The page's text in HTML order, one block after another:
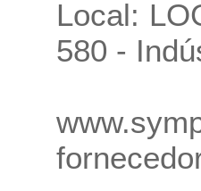
Local:
580 -